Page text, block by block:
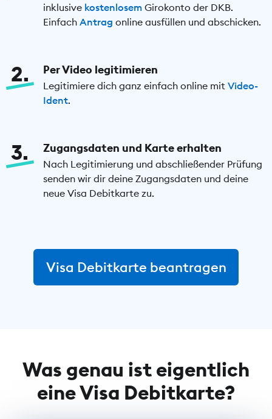
inklusive kostenlosemGirokonto der DKB.
Einfach Antrag online ausfüllen und abschicken.
2 Per Video legitimieren
Legitimiere dich ganz einfach online mit Video-
Ident.
3 Zugangsdaten und Karte erhalten
Nach Legitimierung und abschließender Prüfung
senden wir dir deine Zugangsdaten und deine
neue Visa Debitkarte zu.
Visa Debitkarte beantragen
Was genau ist eigentlich
eine Visa Debitkarte?